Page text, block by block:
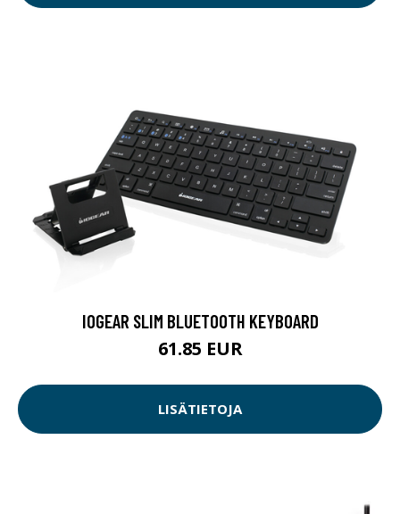
IOGEAR SLIM BLUETOOTH KEYBOARD
61.85 EUR
LISÄTIETOJA